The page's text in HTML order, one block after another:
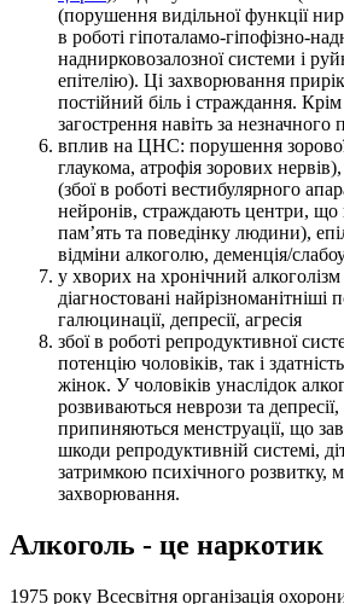
(порушення видільної функції
в роботі гіпоталамо-гіпофізно-
наднирковозалозної системи і
епітелію). Ці захворювання
постійний біль і страждання.
загострення навіть за незначного
вплив на ЦНС: порушення
глаукома, атрофія зорових
(збої в роботі вестибулярного
нейронів, страждають центри, що
пам’ять та поведінку людини),
відміни алкоголю, деменція/
у хворих на хронічний
діагностовані найрізноманітніші
галюцинації, депресії, агресія
збої в роботі репродуктивної
потенцію чоловіків, так і
жінок. У чоловіків унаслідок
розвиваються неврози та
припиняються менструації, що
шкоди репродуктивній системі,
затримкою психічного розвитку,
захворювання.
Алкоголь - це наркотик
1975 року Всесвітня організація